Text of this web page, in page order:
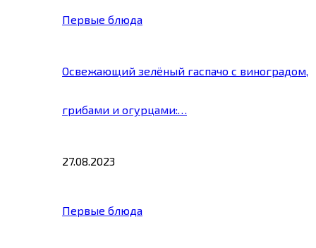
Первые блюда
Освежающий зелёный гаспачо с виноградом,
грибами и огурцами:…
27.08.2023
Первые блюда